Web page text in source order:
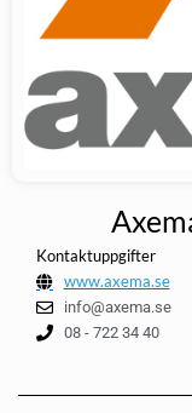
Kontaktuppgifter
www.axema.se
info@axema.se
08 - 722 34 40